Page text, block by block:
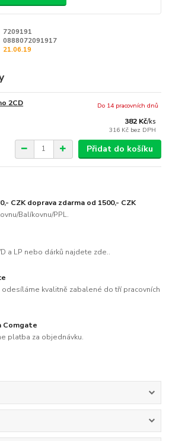
7209191
0888072091917
21.06.19
2CD
382 Kč/ks
316 Kč bez DPH
Do 14 pracovních dnů
Přidat do košíku
CZK doprava zdarma od 1500,- CZK
Balíkovnu/PPL.
a LP nebo dárků najdete zde..
kvalitně zabalené do tří pracovních
Comgate
platba za objednávku.